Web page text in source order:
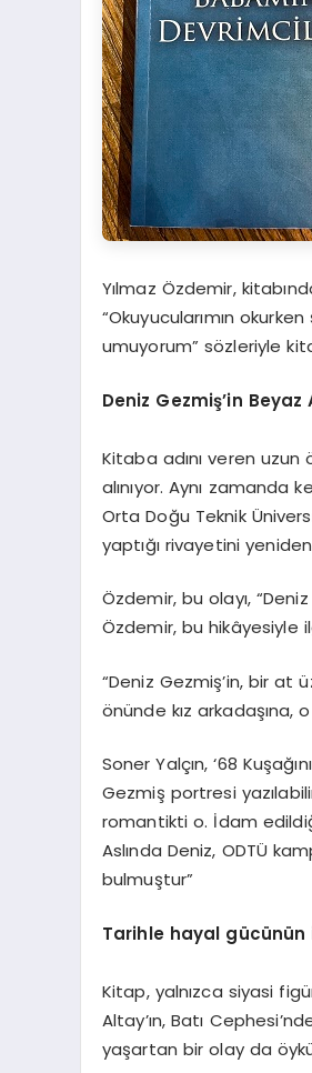
Yılmaz Özdemir,
“Okuyucularımın
umuyorum” sözleriyle
Deniz Gezmiş’in
Kitaba adını veren uzun
alınıyor. Aynı zamanda
Orta Doğu Teknik
yaptığı rivayetini
Özdemir, bu olayı,
Özdemir, bu hikâyesiyle
“Deniz Gezmiş’in, bir at
önünde kız arkadaşına,
Soner Yalçın, ‘68
Gezmiş portresi
romantikti o. İdam
Aslında Deniz, ODTÜ
bulmuştur”
Tarihle hayal
Kitap, yalnızca siyasi
Altay’ın, Batı
yaşartan bir olay da